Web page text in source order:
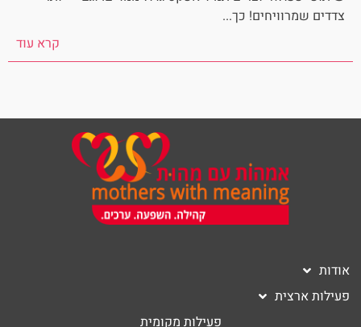
בחוץ גשום...
אודות
פעילות ארצית
פעילות מקומית